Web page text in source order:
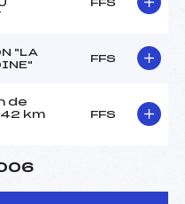
FFS
"LA
FFS
de
km
FFS